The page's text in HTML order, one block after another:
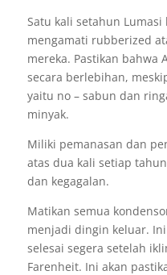
Satu kali setahun
mengamati rubberized
mereka. Pastikan bahwa
secara berlebihan,
yaitu no – sabun dan
minyak.
Miliki pemanasan dan
atas dua kali setiap
dan kegagalan.
Matikan semua
menjadi dingin keluar.
selesai segera setelah
Farenheit. Ini akan